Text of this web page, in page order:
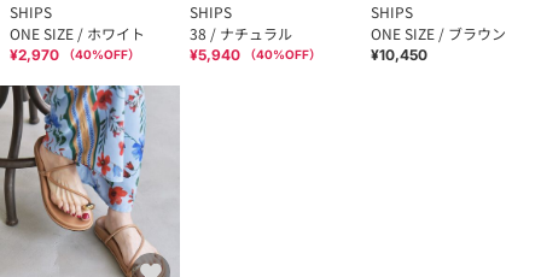
SHIPS
ONE SIZE / ホワイト
¥2,970 （40%OFF）
SHIPS
38 / ナチュラル
¥5,940 （40%OFF）
SHIPS
ONE SIZE / ブラウン
¥10,450